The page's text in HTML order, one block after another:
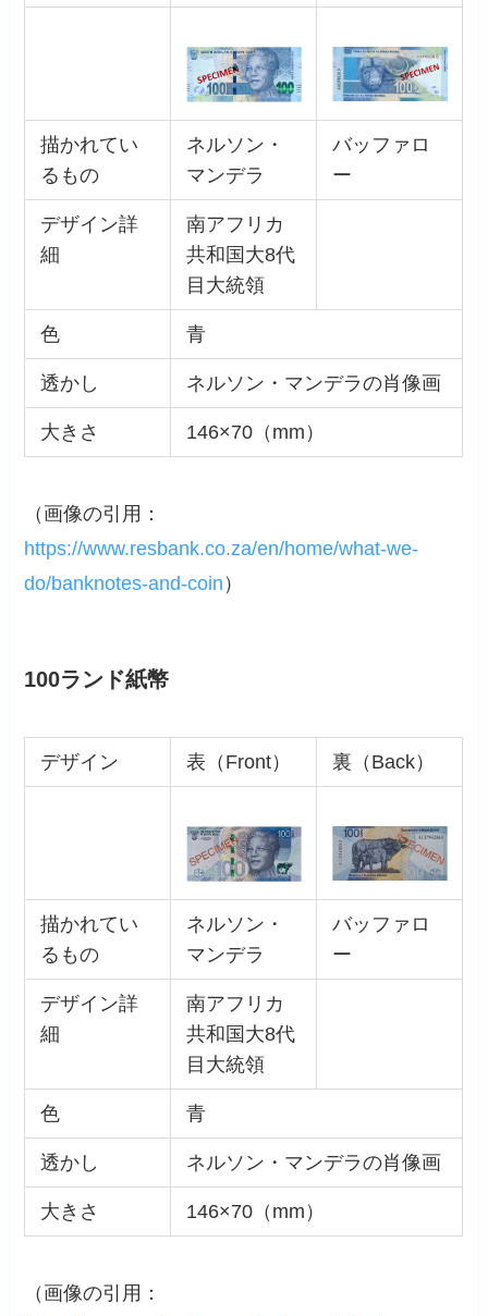
描かれてい
るもの
ネルソン・
マンデラ
バッファロ
ー
デザイン詳
細
南アフリカ
共和国大8代
目大統領
色 青
透かし ネルソン・マンデラの肖像画
大きさ 146×70（mm）
（画像の引用：
https://www.resbank.co.za/en/home/what-we-
do/banknotes-and-coin ）
100ランド紙幣
デザイン 表（Front） 裏（Back）
描かれてい
るもの
ネルソン・
マンデラ
バッファロ
ー
デザイン詳
細
南アフリカ
共和国大8代
目大統領
色 青
透かし ネルソン・マンデラの肖像画
大きさ 146×70（mm）
（画像の引用：